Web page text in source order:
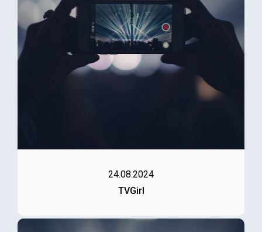
24.08.2024
TVGirl